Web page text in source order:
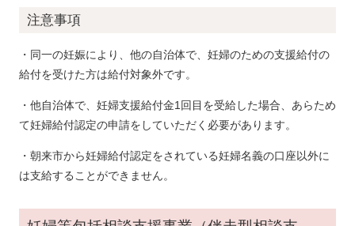
注意事項
・同一の妊娠により、他の自治体で、妊婦のための支援給付の
給付を受けた方は給付対象外です。
・他自治体で、妊婦支援給付金1回目を受給した場合、あらため
て妊婦給付認定の申請をしていただく必要があります。
・朝来市から妊婦給付認定をされている妊婦名義の口座以外に
は支給することができません。